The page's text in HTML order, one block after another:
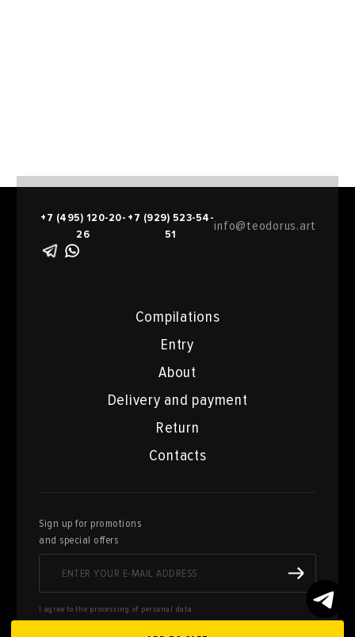
Compilations
Entry
About
Delivery and payment
Return
Contacts
+7 (495) 120-20-
26
+7 (929) 523-54-
51
info@teodorus.art
Sign up for promotions
and special offers
I agree to the processing of personal data